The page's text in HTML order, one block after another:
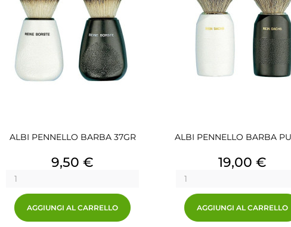
ALBI PENNELLO BARBA 37GR
Prezzo
9,50 €
AGGIUNGI AL CARRELLO
ALBI PENNELLO BARBA
Prezzo
19,00 €
AGGIUNGI AL CARRELLO